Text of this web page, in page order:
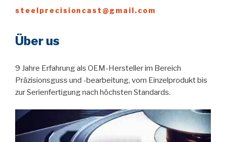
steelprecisioncast@gmail.com
Über us
9 Jahre Erfahrung als OEM-Hersteller im Bereich
Präzisionsguss und -bearbeitung, vom Einzelprodukt bis
zur Serienfertigung nach höchsten Standards.